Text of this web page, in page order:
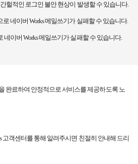
헐적인 로그인 불안 현상이 발생할 수 있습니다.
네이버 Works 메일쓰기가 실패할 수 있습니다.
네이버 Works 메일쓰기가 실패할 수 있습니다.
완료하여 안정적으로 서비스를 제공하도록 노
고객센터를 통해 알려주시면 친절히 안내해 드리